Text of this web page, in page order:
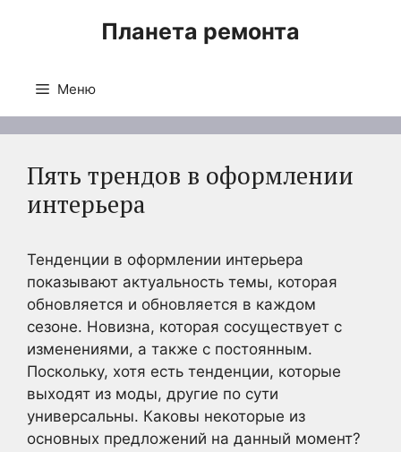
Планета ремонта
Меню
Пять трендов в оформлении
интерьера
Тенденции в оформлении интерьера
показывают актуальность темы, которая
обновляется и обновляется в каждом
сезоне. Новизна, которая сосуществует с
изменениями, а также с постоянным.
Поскольку, хотя есть тенденции, которые
выходят из моды, другие по сути
универсальны. Каковы некоторые из
основных предложений на данный момент?